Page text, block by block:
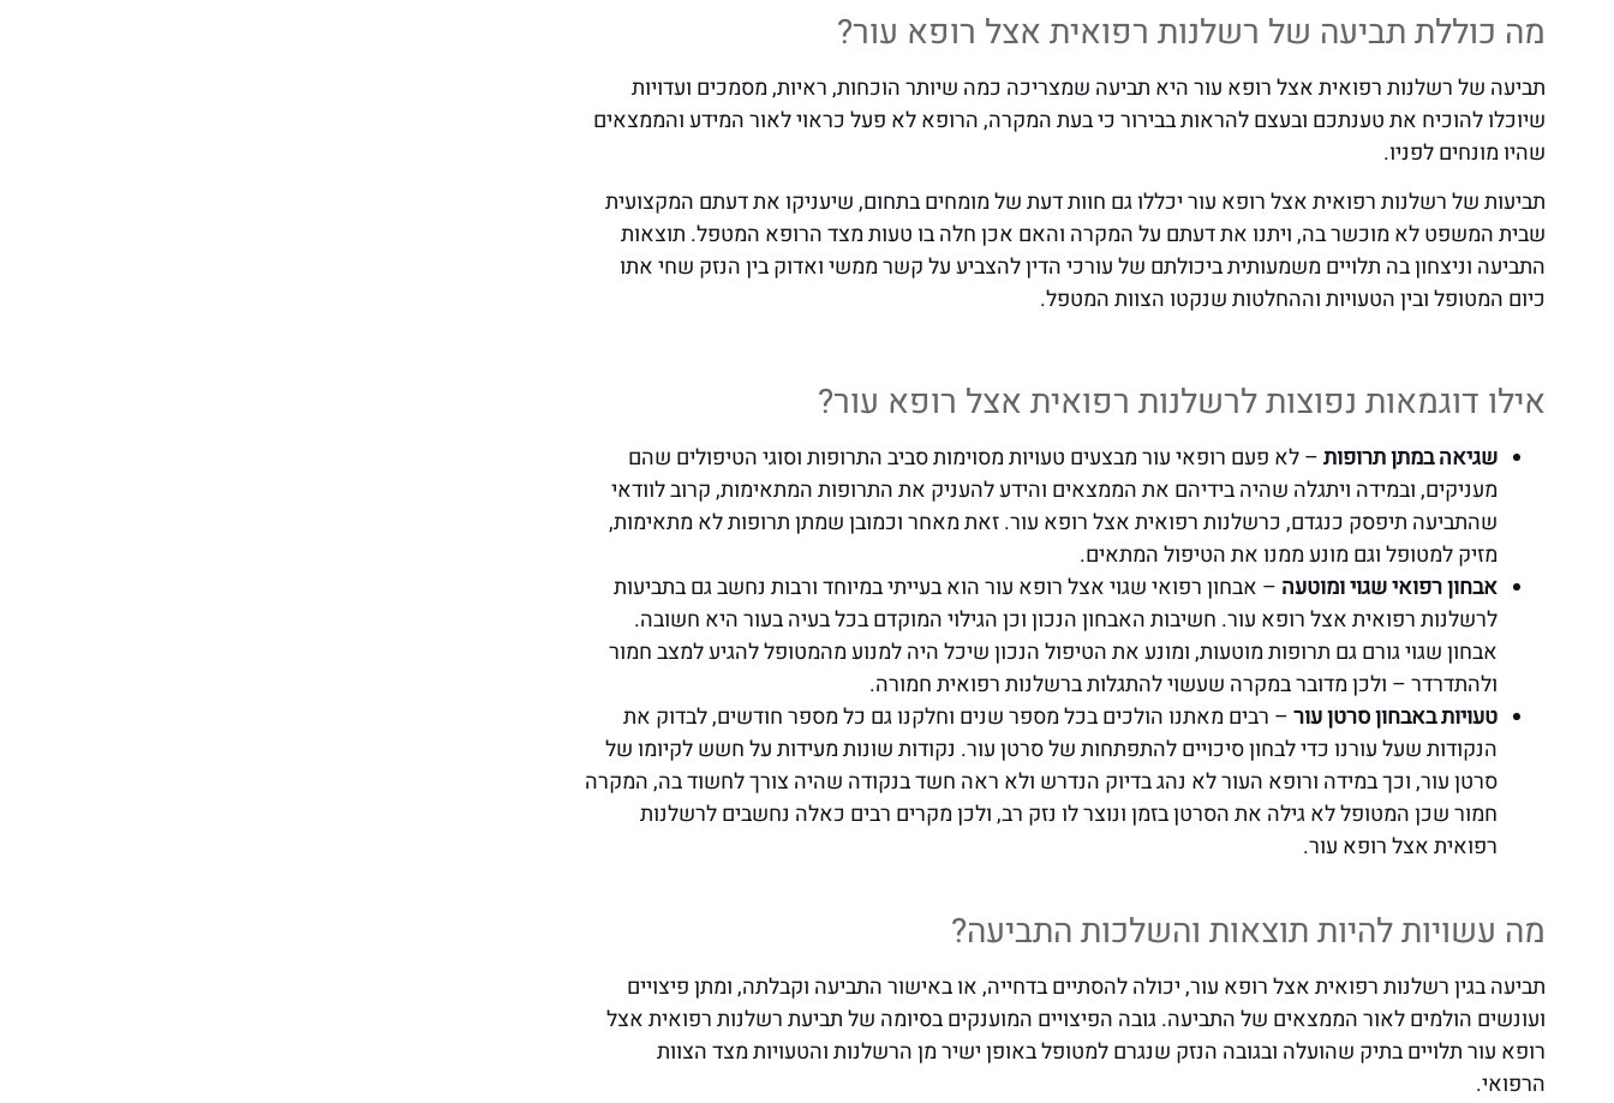
מה כוללת תביעה של רשלנות רפואית אצל רופא עור?
תביעה של רשלנות רפואית אצל רופא עור היא תביעה שמצריכה כמה שיותר הוכחות, ראיות, מסמכים ועדויות
שיוכלו להוכיח את טענתכם ובעצם להראות בבירור כי בעת המקרה, הרופא לא פעל כראוי לאור המידע והממצאים
שהיו מונחים לפניו.
תביעות של רשלנות רפואית אצל רופא עור יכללו גם חוות דעת של מומחים בתחום, שיעניקו את דעתם המקצועית
שבית המשפט לא מוכשר בה, ויתנו את דעתם על המקרה והאם אכן חלה בו טעות מצד הרופא המטפל. תוצאות
התביעה וניצחון בה תלויים משמעותית ביכולתם של עורכי הדין להצביע על קשר ממשי ואדוק בין הנזק שחי אתו
כיום המטופל ובין הטעויות וההחלטות שנקטו הצוות המטפל.
אילו דוגמאות נפוצות לרשלנות רפואית אצל רופא עור?
שגיאה במתן תרופות– לא פעם רופאי עור מבצעים טעויות מסוימות סביב התרופות וסוגי הטיפולים שהם
מעניקים, ובמידה ויתגלה שהיה בידיהם את הממצאים והידע להעניק את התרופות המתאימות, קרוב לוודאי
שהתביעה תיפסק כנגדם, כרשלנות רפואית אצל רופא עור. זאת מאחר וכמובן שמתן תרופות לא מתאימות,
מזיק למטופל וגם מונע ממנו את הטיפול המתאים.
אבחון רפואי שגוי ומוטעה – אבחון רפואי שגוי אצל רופא עור הוא בעייתי במיוחד ורבות נחשב גם בתביעות
לרשלנות רפואית אצל רופא עור. חשיבות האבחון הנכון וכן הגילוי המוקדם בכל בעיה בעור היא חשובה.
אבחון שגוי גורם גם תרופות מוטעות, ומונע את הטיפול הנכון שיכל היה למנוע מהמטופל להגיע למצב חמור
ולהתדרדר – ולכן מדובר במקרה שעשוי להתגלות ברשלנות רפואית חמורה.
טעויות באבחון סרטן עור– רבים מאתנו הולכים בכל מספר שנים וחלקנו גם כל מספר חודשים, לבדוק את
הנקודות שעל עורנו כדי לבחון סיכויים להתפתחות של סרטן עור. נקודות שונות מעידות על חשש לקיומו של
סרטן עור, וכך במידה ורופא העור לא נהג בדיוק הנדרש ולא ראה חשד בנקודה שהיה צורך לחשוד בה, המקרה
חמור שכן המטופל לא גילה את הסרטן בזמן ונוצר לו נזק רב, ולכן מקרים רבים כאלה נחשבים לרשלנות
רפואית אצל רופא עור.
מה עשויות להיות תוצאות והשלכות התביעה?
תביעה בגין רשלנות רפואית אצל רופא עור, יכולה להסתיים בדחייה, או באישור התביעה וקבלתה, ומתן פיצויים
ועונשים הולמים לאור הממצאים של התביעה. גובה הפיצויים המוענקים בסיומה של תביעת רשלנות רפואית אצל
רופא עור תלויים בתיק שהועלה ובגובה הנזק שנגרם למטופל באופן ישיר מן הרשלנות והטעויות מצד הצוות
הרפואי.